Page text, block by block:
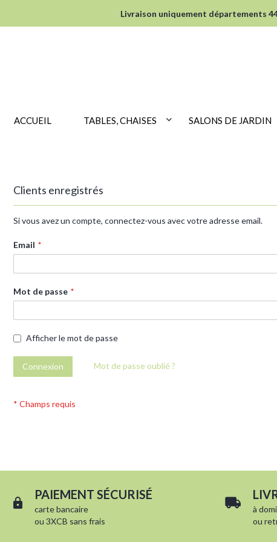
Livraison uniquement départements
ACCUEIL TABLES, CHAISES SALONS DE JARDIN
Clients enregistrés
Si vous avez un compte, connectez-vous avec votre adresse email.
Email
Mot de passe
Afficher le mot de passe
Connexion Mot de passe oublié ?
PAIEMENT SÉCURISÉ
carte bancaire
ou 3XCB sans frais
à
ou